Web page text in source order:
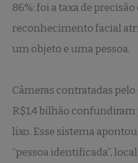
86%: foi a taxa de
reconhecimento facial
um objeto e uma pessoa.
Câmeras contratadas
R$1,4 bilhão confundiram
lixo. Esse sistema
“pessoa identificada”,